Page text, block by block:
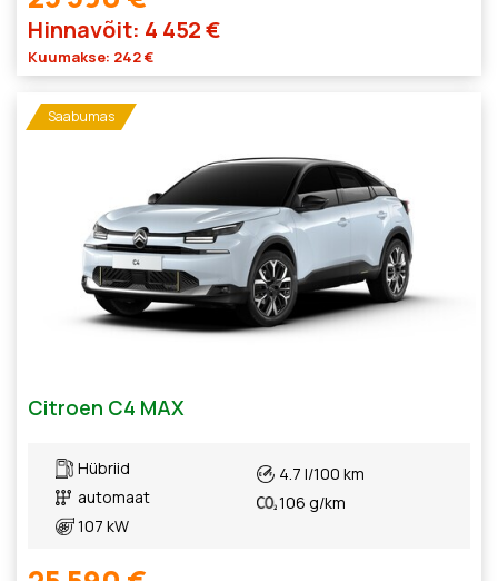
Hinnavõit: 4 452 €
Kuumakse: 242 €
Saabumas
Citroen C4 MAX
Hübriid
automaat
107 kW
4.7 l/100 km
106 g/km